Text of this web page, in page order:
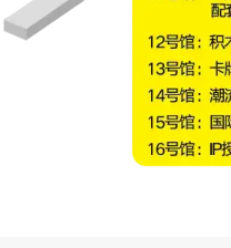
奇妙积木（KELE）、
澳捷尔、西姆斯（Sims
文创、狼人杀、
狗狗、玩点无限、万画
工程积木、芯岸科技、猫